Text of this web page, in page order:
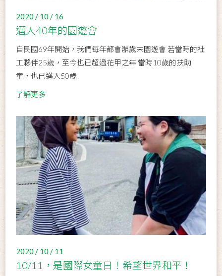
2020 / 10 / 16
邁入40年的園遊會
自民國69年開始，我們每年都會辦歲末園遊會 若當時的社
工夥伴25歲，至今也已超過花甲之年 當時10歲的扶助
童，也已邁入50歲
了解更多
2020 / 10 / 11
10/11，是國際女童日！希望世界和平！